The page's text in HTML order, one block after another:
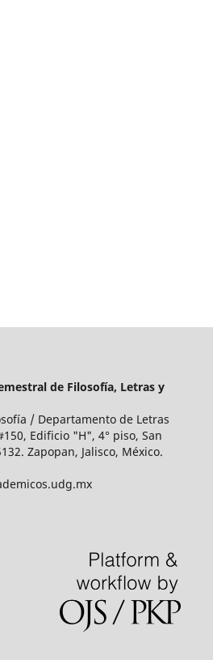
de Filosofía, Letras y
/ Departamento de Letras
Edificio "H", 4° piso, San
Zapopan, Jalisco, México.